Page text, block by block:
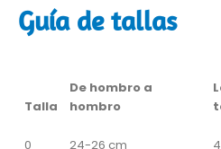
Guía de tallas
Talla
De hombro a
hombro
0 24-26 cm